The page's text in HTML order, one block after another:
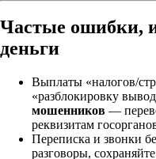
Частые ошибки,
деньги
Выплаты «налогов/
«разблокировку
мошенников —
реквизитам
Переписка и звонки
разговоры,